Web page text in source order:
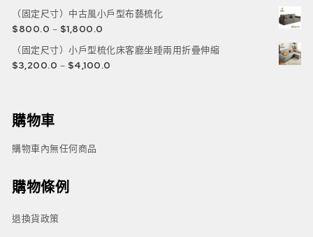
（固定尺寸）中古風小戶型布藝梳化
$800.0 – $1,800.0
（固定尺寸）小戶型梳化床客廳坐睡兩用折疊伸縮
$3,200.0 – $4,100.0
購物車
購物車內無任何商品
購物條例
退換貨政策